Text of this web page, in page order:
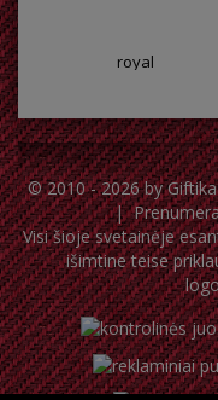
royal
© 2010 - 2026 by
|
Visi šioje svetainėje
išimtine teise